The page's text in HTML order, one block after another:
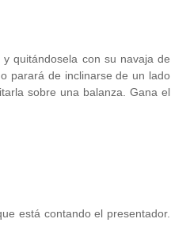
quitándosela con su navaja de
parará de inclinarse de un lado
sobre una balanza. Gana el
está contando el presentador.